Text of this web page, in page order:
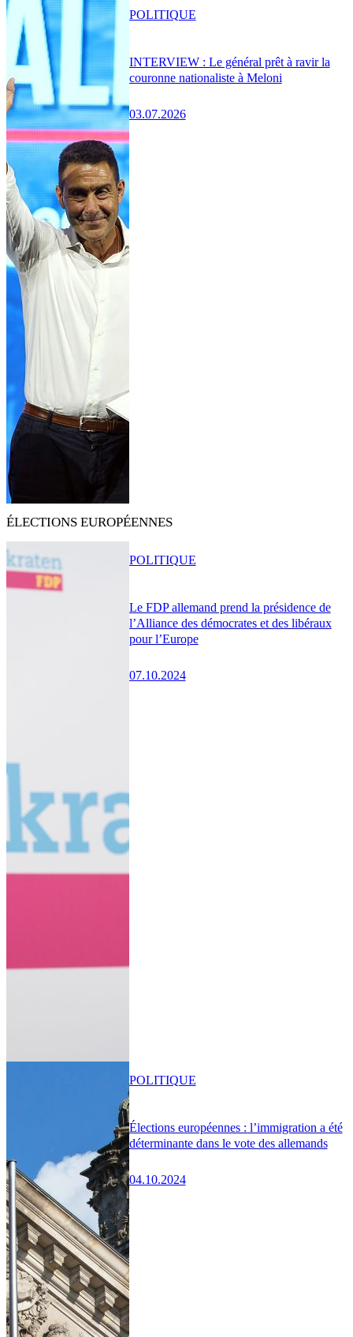
INTERVIEW : Le général prêt à ravir la
couronne nationaliste à Meloni
03.07.2026
POLITIQUE
ÉLECTIONS EUROPÉENNES
Le FDP allemand prend la présidence de
l’Alliance des démocrates et des libéraux
pour l’Europe
07.10.2024
POLITIQUE
Élections européennes : l’immigration a été
déterminante dans le vote des allemands
04.10.2024
POLITIQUE